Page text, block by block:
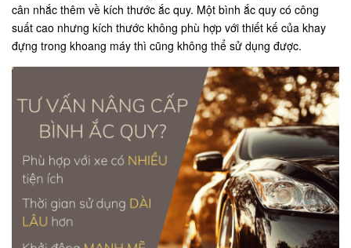
cân nhắc thêm về kích thước ắc quy. Một bình ắc quy có công
suất cao nhưng kích thước không phù hợp với thiết kế của khay
đựng trong khoang máy thì cũng không thể sử dụng được.